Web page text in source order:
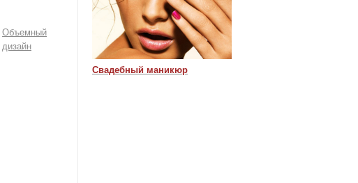
Объемный
дизайн
Свадебный маникюр